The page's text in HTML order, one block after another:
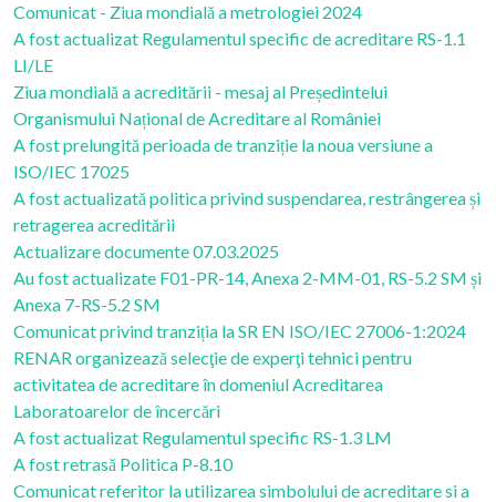
Comunicat - Ziua mondială a metrologiei 2024
A fost actualizat Regulamentul specific de acreditare RS-1.1
LI/LE
Ziua mondială a acreditării - mesaj al Președintelui
Organismului Național de Acreditare al României
A fost prelungită perioada de tranziție la noua versiune a
ISO/IEC 17025
A fost actualizată politica privind suspendarea, restrângerea și
retragerea acreditării
Actualizare documente 07.03.2025
Au fost actualizate F01-PR-14, Anexa 2-MM-01, RS-5.2 SM și
Anexa 7-RS-5.2 SM
Comunicat privind tranziția la SR EN ISO/IEC 27006-1:2024
RENAR organizează selecţie de experţi tehnici pentru
activitatea de acreditare în domeniul Acreditarea
Laboratoarelor de încercări
A fost actualizat Regulamentul specific RS-1.3 LM
A fost retrasă Politica P-8.10
Comunicat referitor la utilizarea simbolului de acreditare si a